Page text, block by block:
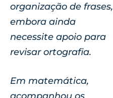
organização de frases,
embora ainda
necessite apoio para
revisar ortografia.
Em matemática,